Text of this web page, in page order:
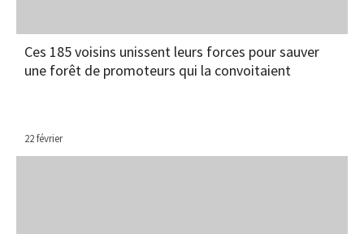
Ces 185 voisins unissent leurs forces pour sauver
une forêt de promoteurs qui la convoitaient
22 février